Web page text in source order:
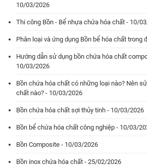
10/03/2026
Thi công Bồn - Bể nhựa chứa hóa chất - 10/
Phân loại và ứng dụng Bồn bể hóa chất trong
Hướng dẫn sử dụng bồn chứa hóa chất
10/03/2026
Bồn chứa hóa chất có những loại nào? Nên
chất nào? - 10/03/2026
Bồn chứa hóa chất sợi thủy tinh - 10/03/2026
Bồn bể chứa hóa chất công nghiệp - 10/03/
Bồn Composite - 10/03/2026
Bồn inox chứa hóa chất - 25/02/2026